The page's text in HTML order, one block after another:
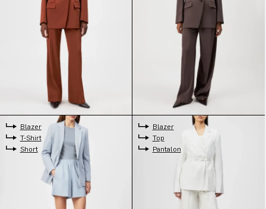
Blazer
T-Shirt
Short
Blazer
Top
Pantalon